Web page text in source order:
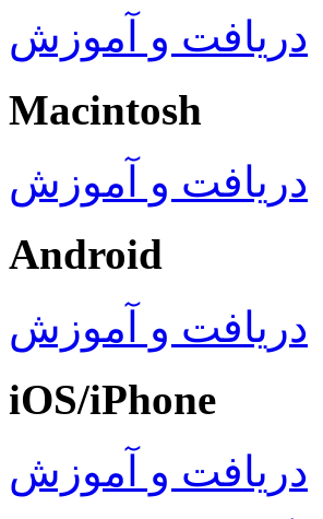
دریافت و آموزش
Macintosh
دریافت و آموزش
Android
دریافت و آموزش
iOS/iPhone
دریافت و آموزش